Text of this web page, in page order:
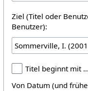
Ziel (Titel oder
Benutzer):
Titel beginnt mit …
Von Datum (und